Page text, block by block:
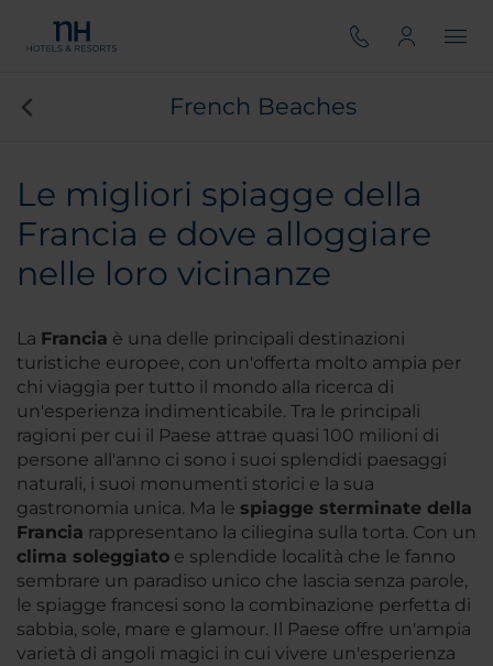
French Beaches
Le migliori spiagge della
Francia e dove alloggiare
nelle loro vicinanze
La Francia è una delle principali destinazioni
turistiche europee, con un'offerta molto ampia per
chi viaggia per tutto il mondo alla ricerca di
un'esperienza indimenticabile. Tra le principali
ragioni per cui il Paese attrae quasi 100 milioni di
persone all'anno ci sono i suoi splendidi paesaggi
naturali, i suoi monumenti storici e la sua
gastronomia unica. Ma le spiagge sterminate della
Francia rappresentano la ciliegina sulla torta. Con un
clima soleggiato e splendide località che le fanno
sembrare un paradiso unico che lascia senza parole,
le spiagge francesi sono la combinazione perfetta di
sabbia, sole, mare e glamour. Il Paese offre un'ampia
varietà di angoli magici in cui vivere un'esperienza